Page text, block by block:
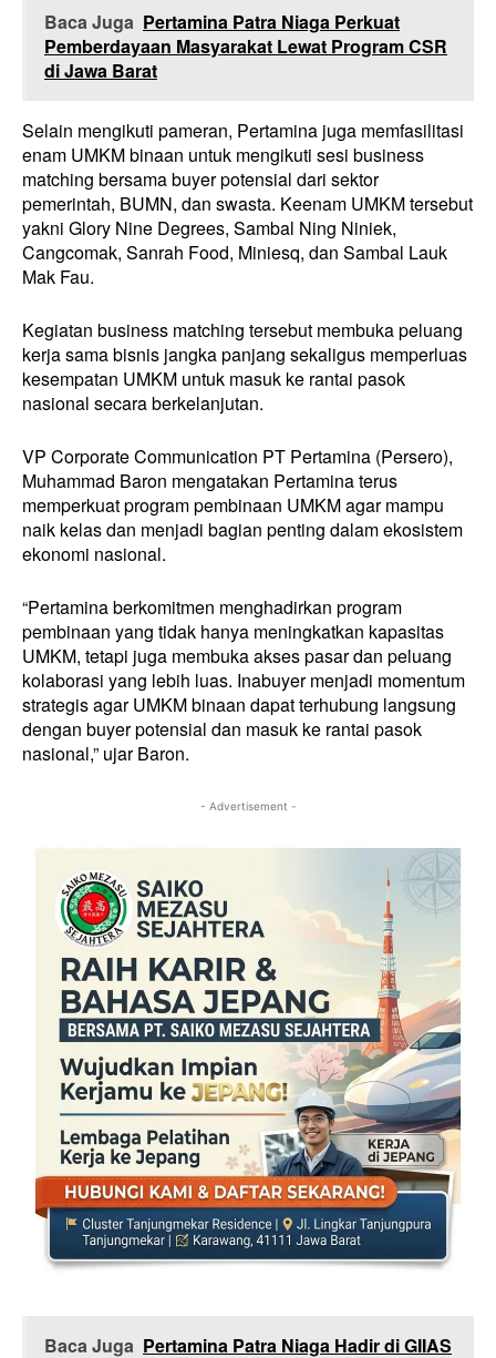
Baca Juga Pertamina Patra Niaga Perkuat
Pemberdayaan Masyarakat Lewat Program CSR
di Jawa Barat
Selain mengikuti pameran, Pertamina juga memfasilitasi
enam UMKM binaan untuk mengikuti sesi business
matching bersama buyer potensial dari sektor
pemerintah, BUMN, dan swasta. Keenam UMKM tersebut
yakni Glory Nine Degrees, Sambal Ning Niniek,
Cangcomak, Sanrah Food, Miniesq, dan Sambal Lauk
Mak Fau.
Kegiatan business matching tersebut membuka peluang
kerja sama bisnis jangka panjang sekaligus memperluas
kesempatan UMKM untuk masuk ke rantai pasok
nasional secara berkelanjutan.
VP Corporate Communication PT Pertamina (Persero),
Muhammad Baron mengatakan Pertamina terus
memperkuat program pembinaan UMKM agar mampu
naik kelas dan menjadi bagian penting dalam ekosistem
ekonomi nasional.
“Pertamina berkomitmen menghadirkan program
pembinaan yang tidak hanya meningkatkan kapasitas
UMKM, tetapi juga membuka akses pasar dan peluang
kolaborasi yang lebih luas. Inabuyer menjadi momentum
strategis agar UMKM binaan dapat terhubung langsung
dengan buyer potensial dan masuk ke rantai pasok
nasional,” ujar Baron.
- Advertisement -
Baca Juga Pertamina Patra Niaga Hadir di GIIAS